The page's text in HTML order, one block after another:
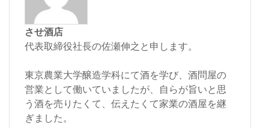
させ酒店
代表取締役社長の佐瀬伸之と申します。
東京農業大学醸造学科にて酒を学び、酒問屋の
営業として働いていましたが、自らが旨いと思
う酒を売りたくて、伝えたくて家業の酒屋を継
ぎました。